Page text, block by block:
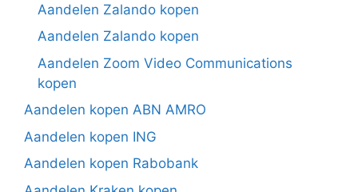
Aandelen Zalando kopen
Aandelen Zalando kopen
Aandelen Zoom Video Communications
kopen
Aandelen kopen ABN AMRO
Aandelen kopen ING
Aandelen kopen Rabobank